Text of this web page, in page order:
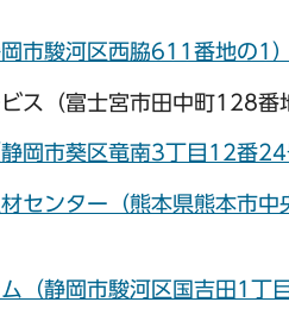
市駿河区西脇611番地の1
ス（富士宮市田中町128番
岡市葵区竜南3丁目12番24
センター（熊本県熊本市
（静岡市駿河区国吉田1丁